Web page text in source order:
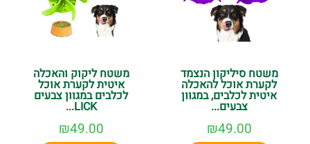
משטח סיליקון הנצמד
לקערת אוכל להאכלה
איטית לכלבים, במגוון
צבעים...
₪49.00
משטח ליקוק והאכלה
איטית לקערת אוכל
לכלבים במגוון צבעים
LICK...
₪49.00